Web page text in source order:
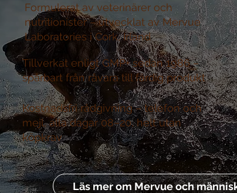
Formulerat av veterinärer och
nutritionister –utvecklat av Mervue
Laboratories i Cork, Irland
Tillverkat enligt GMP+ sedan 1986 –
spårbart från råvara till färdig produkt
Kostnadsfri rådgivning –telefon och
mejl, alla dagar 08–20, helt utan
köpkrav
Läs mer om Mervue och